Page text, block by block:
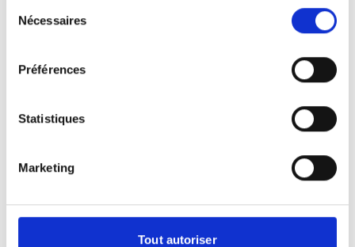
Nécessaires
Préférences
Statistiques
Marketing
Tout autoriser
Le Doppler est un examen d'imagerie
d'observer la vitesse et la direction du
comme des rétrécissements, des
indolore, rapide et sans danger, car il ne
radiologue applique un gel sur la peau
puis déplace une sonde sur les zones à
explorer, produisant des images et des